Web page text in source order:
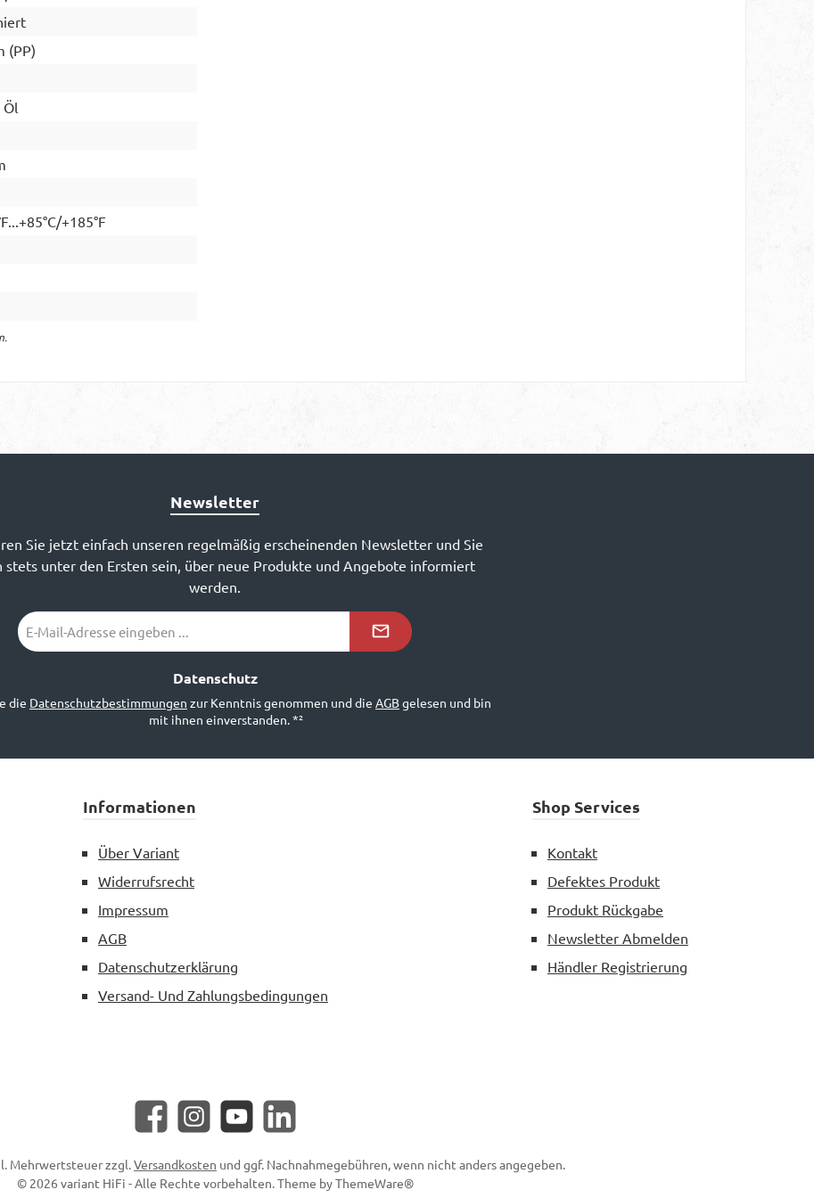
(PP)
Öl
+185°F
Newsletter
Sie jetzt einfach unseren regelmäßig erscheinenden Newsletter und Sie
stets unter den Ersten sein, über neue Produkte und Angebote informiert
werden.
E-
Mail-
Datenschutz
die Datenschutzbestimmungen zur Kenntnis genommen und die AGBgelesen und bin
mit ihnen einverstanden.*²
Informationen
Über Variant
Widerrufsrecht
Impressum
AGB
Datenschutzerklärung
Versand- Und Zahlungsbedingungen
Shop Services
Kontakt
Defektes Produkt
Produkt Rückgabe
Newsletter Abmelden
Händler Registrierung
Facebook InstagramYouTube LinkedIn
Mehrwertsteuer zzgl.Versandkosten und ggf. Nachnahmegebühren, wenn nicht anders angegeben.
© 2026 variant HiFi - Alle Rechte vorbehalten. Theme byThemeWare®